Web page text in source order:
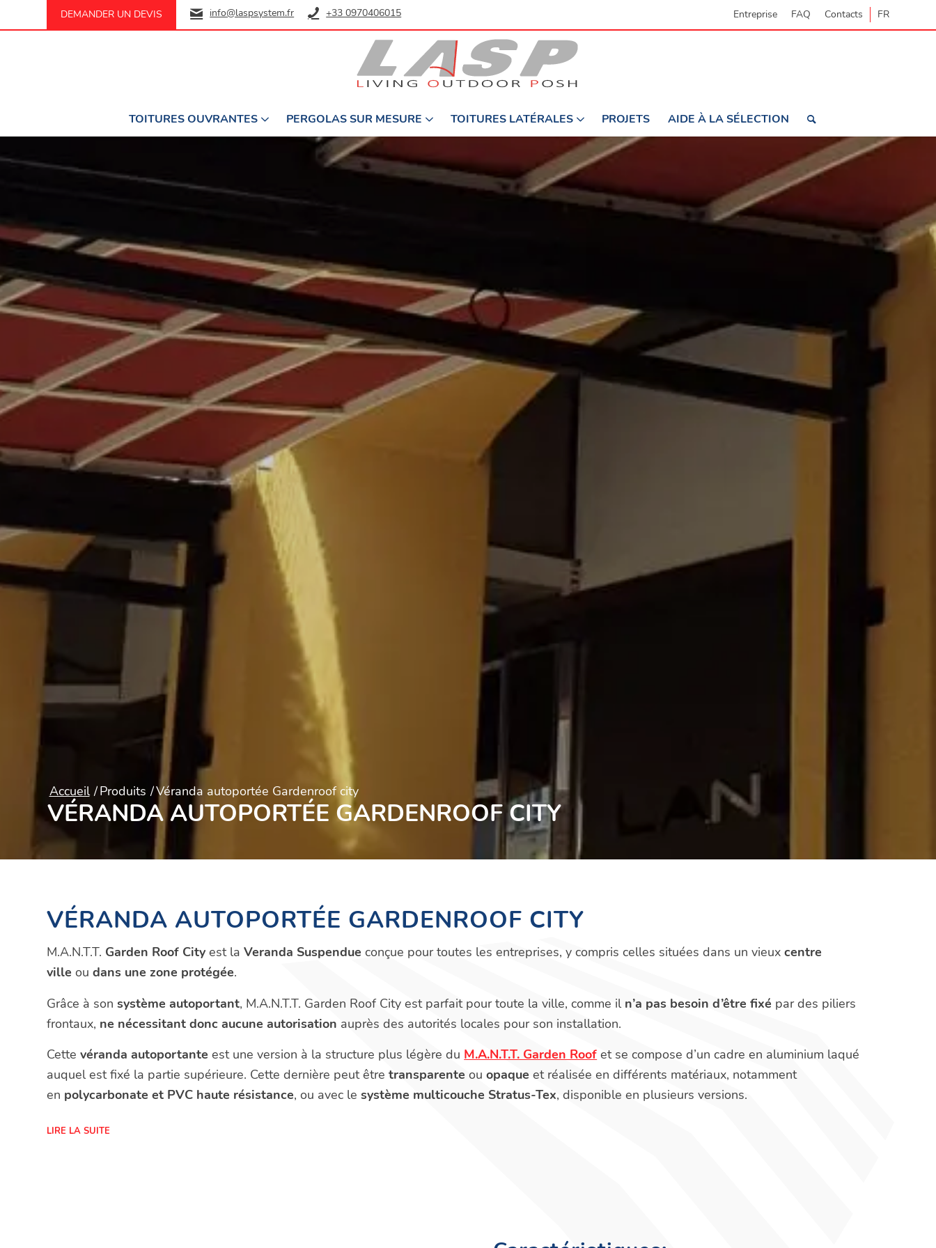
Entreprise FAQ Contacts FR
DEMANDER UN DEVIS info@laspsystem.fr +33 0970406015
TOITURES OUVRANTES PERGOLAS SUR MESURE TOITURES LATÉRALES PROJETS AIDE À LA SÉLECTION
Accueil /Produits /Véranda autoportée Gardenroof city
VÉRANDA AUTOPORTÉE GARDENROOF CITY
VÉRANDA AUTOPORTÉE GARDENROOF CITY
M.A.N.T.T. Garden Roof City est laVeranda Suspendue conçue pour toutes les entreprises, y compris celles situées dans un vieuxcentre
ville oudans une zone protégée.
Grâce à sonsystème autoportant, M.A.N.T.T. Garden Roof City est parfait pour toute la ville, comme il n’a pas besoin d’être fixé par des piliers
frontaux, ne nécessitant donc aucune autorisation auprès des autorités locales pour son installation.
Cettevéranda autoportante est une version à la structure plus légère du M.A.N.T.T. Garden Roof et se compose d’un cadre en aluminium laqué
auquel est fixé la partie supérieure. Cette dernière peut êtretransparente ouopaque et réalisée en différents matériaux, notamment
en polycarbonate et PVC haute résistance, ou avec lesystème multicouche Stratus-Tex, disponible en plusieurs versions.
LIRE LA SUITE